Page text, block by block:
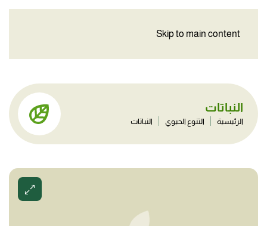
Skip to main content
النباتات
الرئيسية التنوع الحيوي النباتات